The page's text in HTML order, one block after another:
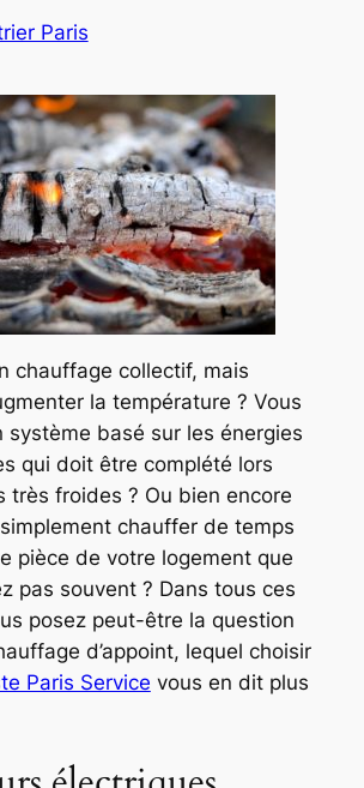
Paris
chauffage collectif, mais
la température ? Vous
système basé sur les énergies
qui doit être complété lors
très froides ? Ou bien encore
chauffer de temps
pièce de votre logement que
pas souvent ? Dans tous ces
posez peut-être la question
d’appoint, lequel choisir
Paris Service vous en dit plus